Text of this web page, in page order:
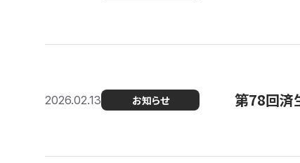
2026.02.13 お知らせ 第78回済